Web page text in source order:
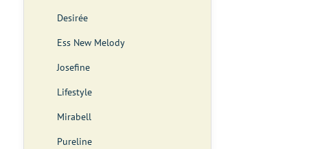
Desirée
Ess New Melody
Josefine
Lifestyle
Mirabell
Pureline